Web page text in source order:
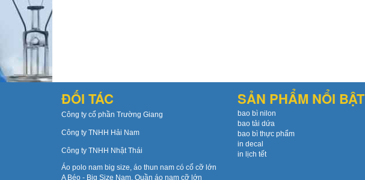
ĐỐI TÁC
Công ty cổ phần Trường Giang
Công ty TNHH Hải Nam
Công ty TNHH Nhật Thái
Áo polo nam big size, áo thun nam có cổ cỡ lớn
A Béo - Big Size Nam, Quần áo nam cỡ lớn
SẢN PHẨM NỔI BẬT
bao bì nilon
bao tải dứa
bao bì thực phẩm
in decal
in lịch tết